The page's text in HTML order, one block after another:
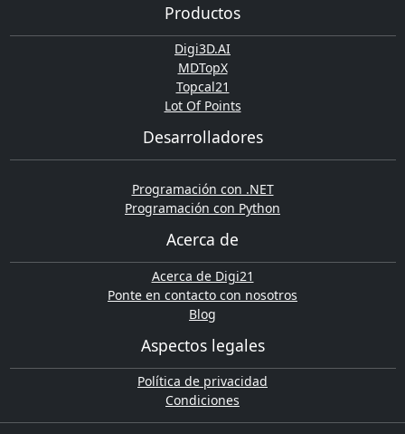
Productos
Digi3D.AI
MDTopX
Topcal21
Lot Of Points
Desarrolladores
Programación con .NET
Programación con Python
Acerca de
Acerca de Digi21
Ponte en contacto con nosotros
Blog
Aspectos legales
Política de privacidad
Condiciones